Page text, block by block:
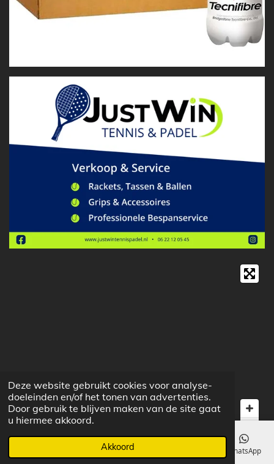
Deze website gebruikt cookies voor analyse-
doeleinden en/of het tonen van advertenties.
Door gebruik te blijven maken van de site gaat
u hiermee akkoord.
Akkoord
Telefoonnummer WhatsApp